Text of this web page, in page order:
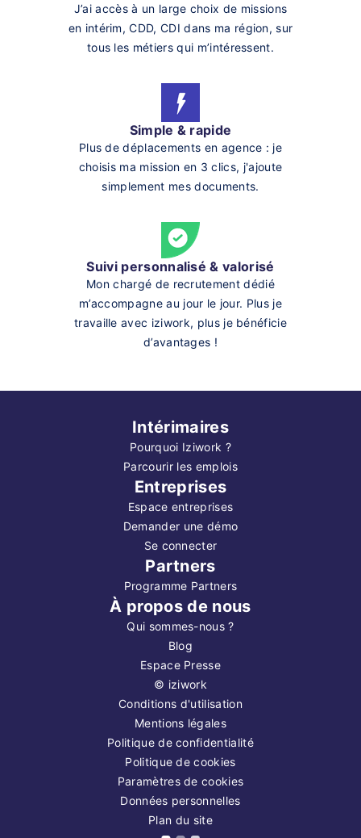
J’ai accès à un large choix de missions
en intérim, CDD, CDI dans ma région, sur
tous les métiers qui m’intéressent.
Simple & rapide
Plus de déplacements en agence : je
choisis ma mission en 3 clics, j'ajoute
simplement mes documents.
Suivi personnalisé & valorisé
Mon chargé de recrutement dédié
m’accompagne au jour le jour. Plus je
travaille avec iziwork, plus je bénéficie
d’avantages !
Intérimaires
Pourquoi Iziwork ?
Parcourir les emplois
Entreprises
Espace entreprises
Demander une démo
Se connecter
Partners
Programme Partners
À propos de nous
Qui sommes-nous ?
Blog
Espace Presse
© iziwork
Conditions d'utilisation
Mentions légales
Politique de confidentialité
Politique de cookies
Paramètres de cookies
Données personnelles
Plan du site